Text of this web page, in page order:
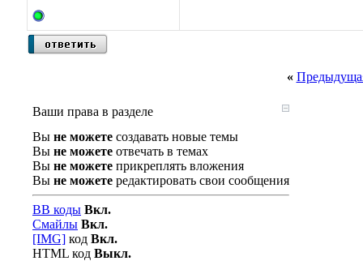
«
Ваши права в разделе
Вы не можете создавать новые темы
Вы не можете отвечать в темах
Вы не можете прикреплять вложения
Вы не можете редактировать свои сообщения
BB коды Вкл.
Смайлы Вкл.
[IMG] код Вкл.
HTML код Выкл.